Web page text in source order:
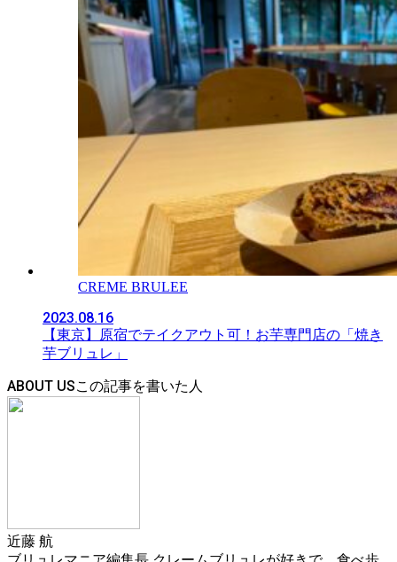
CREME BRULEE
2023.08.16
【東京】原宿でテイクアウト可！お芋専門店の「焼き
芋ブリュレ」
ABOUT US
近藤 航